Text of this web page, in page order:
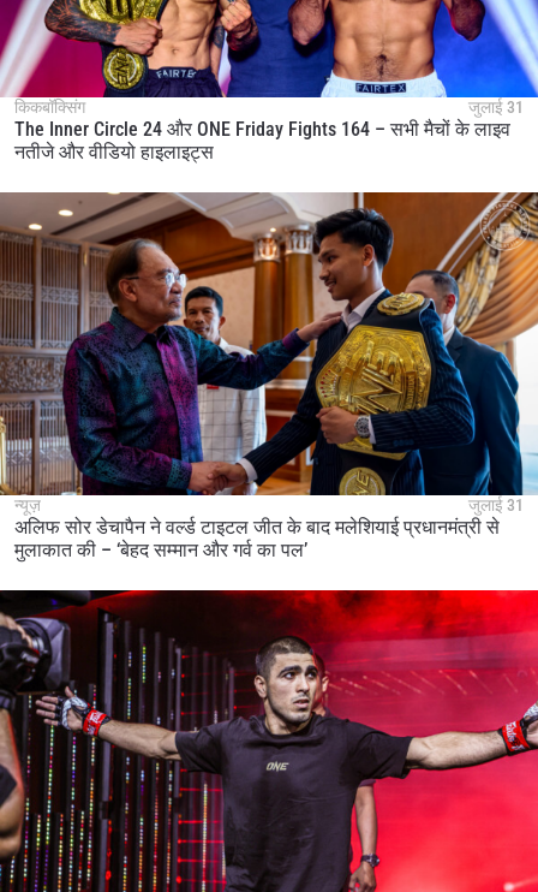
किकबॉक्सिंग जुलाई 31
The Inner Circle 24 और ONE Friday Fights 164 – सभी मैचों के लाइव
नतीजे और वीडियो हाइलाइट्स
न्यूज़ जुलाई 31
अलिफ सोर डेचापैन ने वर्ल्ड टाइटल जीत के बाद मलेशियाई प्रधानमंत्री से
मुलाकात की – ‘बेहद सम्मान और गर्व का पल’